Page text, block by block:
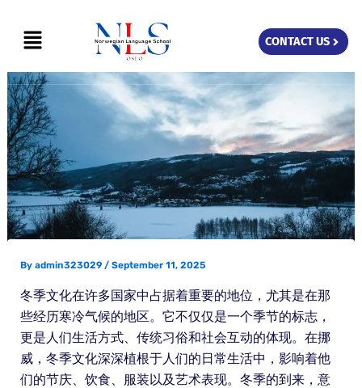
content
Menu CONTACT US
By admin323029 / September 11, 2025
冬季文化在许多国家中占据着重要的地位，尤其是在那
些经历寒冷气候的地区。它不仅仅是一个季节的标志，
更是人们生活方式、传统习俗和社会互动的体现。在挪
威，冬季文化深深植根于人们的日常生活中，影响着他
们的节庆、饮食、服装以及艺术表现。冬季的到来，意